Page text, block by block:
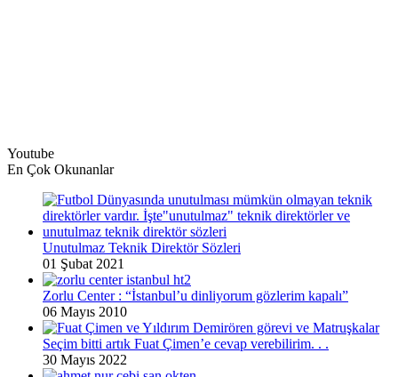
Youtube
En Çok Okunanlar
Unutulmaz Teknik Direktör Sözleri
01 Şubat 2021
Zorlu Center : “İstanbul’u dinliyorum gözlerim kapalı”
06 Mayıs 2010
Seçim bitti artık Fuat Çimen’e cevap verebilirim. . .
30 Mayıs 2022